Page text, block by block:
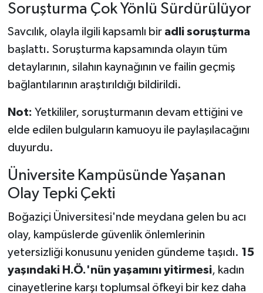
Soruşturma Çok Yönlü Sürdürülüyor
Savcılık, olayla ilgili kapsamlı bir adli soruşturma
başlattı. Soruşturma kapsamında olayın tüm
detaylarının, silahın kaynağının ve failin geçmiş
bağlantılarının araştırıldığı bildirildi.
Not: Yetkililer, soruşturmanın devam ettiğini ve
elde edilen bulguların kamuoyu ile paylaşılacağını
duyurdu.
Üniversite Kampüsünde Yaşanan
Olay Tepki Çekti
Boğaziçi Üniversitesi'nde meydana gelen bu acı
olay, kampüslerde güvenlik önlemlerinin
yetersizliği konusunu yeniden gündeme taşıdı. 15
yaşındaki H.Ö.'nün yaşamını yitirmesi, kadın
cinayetlerine karşı toplumsal öfkeyi bir kez daha